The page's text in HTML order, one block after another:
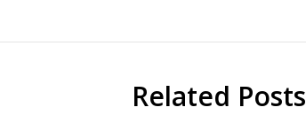
Related Posts